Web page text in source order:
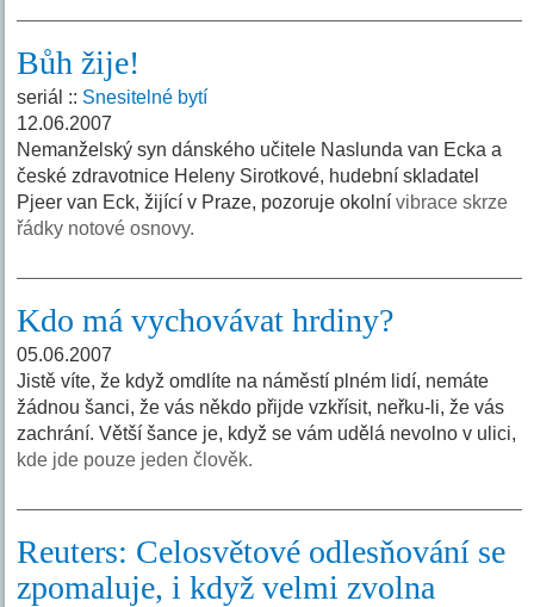
Bůh žije!
seriál :: Snesitelné bytí
12.06.2007
Nemanželský syn dánského učitele Naslunda van Ecka a
české zdravotnice Heleny Sirotkové, hudební skladatel
Pjeer van Eck, žijící v Praze, pozoruje okolnívibrace skrze
řádky notové osnovy.
Kdo má vychovávat hrdiny?
05.06.2007
Jistě víte, že když omdlíte na náměstí plném lidí, nemáte
žádnou šanci, že vás někdo přijde vzkřísit, neřku-li, že vás
zachrání. Větší šance je, když se vám udělá nevolno v ulici,
kde jde pouze jeden člověk.
Reuters: Celosvětové odlesňování se
zpomaluje, i když velmi zvolna